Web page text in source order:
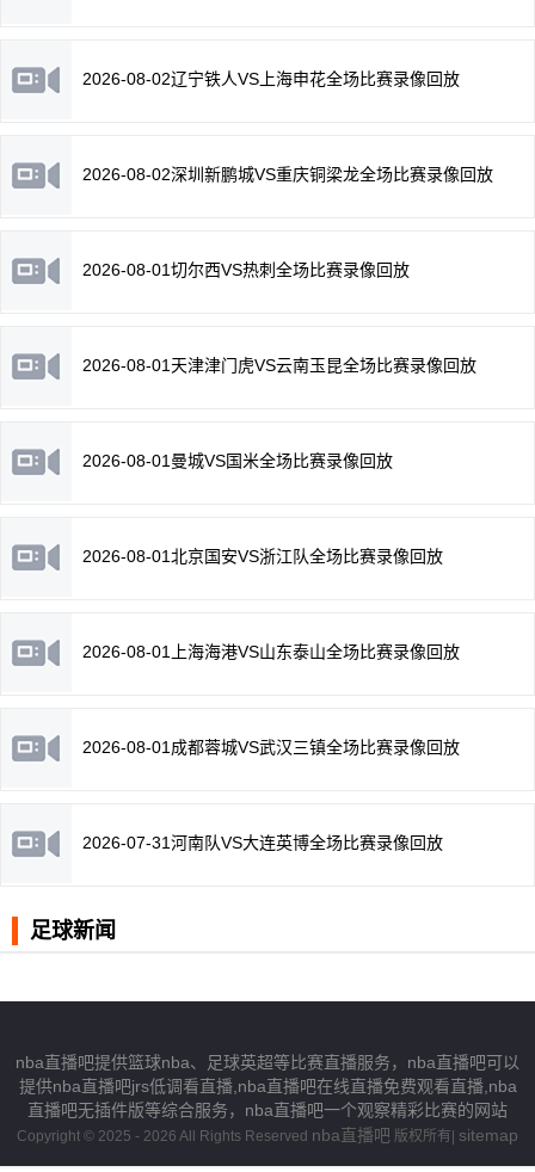
2026-08-02辽宁铁人VS上海申花全场比赛录像回放
2026-08-02深圳新鹏城VS重庆铜梁龙全场比赛录像回放
2026-08-01切尔西VS热刺全场比赛录像回放
2026-08-01天津津门虎VS云南玉昆全场比赛录像回放
2026-08-01曼城VS国米全场比赛录像回放
2026-08-01北京国安VS浙江队全场比赛录像回放
2026-08-01上海海港VS山东泰山全场比赛录像回放
2026-08-01成都蓉城VS武汉三镇全场比赛录像回放
2026-07-31河南队VS大连英博全场比赛录像回放
足球新闻
nba直播吧提供篮球nba、足球英超等比赛直播服务，nba直播吧可以
提供nba直播吧jrs低调看直播,nba直播吧在线直播免费观看直播,nba
直播吧无插件版等综合服务，nba直播吧一个观察精彩比赛的网站
Copyright © 2025 - 2026 All Rights Reserved nba直播吧 版权所有| sitemap